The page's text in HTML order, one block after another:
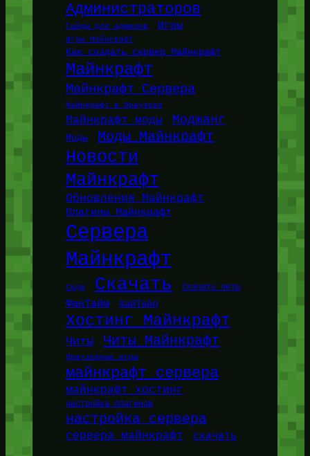
Администраторов
Гайды для админов Игры
Игры Майнкрафт
Как создать сервер Майнкрафт
Майнкрафт
Майнкрафт Сервера
Майнкрафт в браузере
Майнкрафт моды Моджанг
Моды Моды Майнкрафт
Новости
Майнкрафт
Обновления Майнкрафт
Плагины Майнкрафт
Сервера
Майнкрафт
Сиды Скачать Скачать читы
ФанТайм ХайТейл
Хостинг Майнкрафт
Читы Читы Майнкрафт
браузерные игры
майнкрафт сервера
майнкрафт хостинг
настройка плагинов
настройка сервера
сервера майнкрафт скачать